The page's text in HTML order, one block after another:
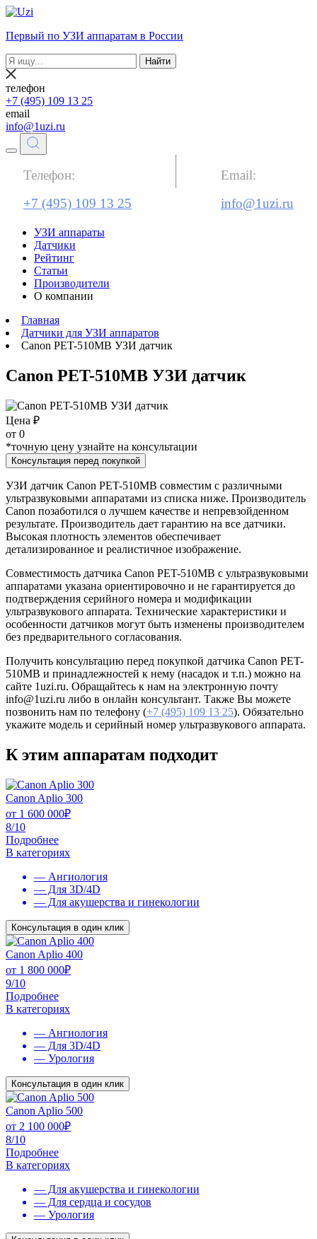
Первый по УЗИ аппаратам в России
Найти
телефон
+7 (495) 109 13 25
email
info@1uzi.ru
Телефон:
+7 (495) 109 13 25
Email:
info@1uzi.ru
УЗИ аппараты
Датчики
Рейтинг
Статьи
Производители
О компании
Главная
Датчики для УЗИ аппаратов
Canon PET-510MB УЗИ датчик
Canon PET-510MB УЗИ датчик
Цена ₽
от 0
*точную цену узнайте на консультации
Консультация перед покупкой
УЗИ датчик Canon PET-510MB совместим с различными
ультразвуковыми аппаратами из списка ниже. Производитель
Canon позаботился о лучшем качестве и непревзойденном
результате. Производитель дает гарантию на все датчики.
Высокая плотность элементов обеспечивает
детализированное и реалистичное изображение.
Совместимость датчика Canon PET-510MB с ультразвуковыми
аппаратами указана ориентировочно и не гарантируется до
подтверждения серийного номера и модификации
ультразвукового аппарата. Технические характеристики и
особенности датчиков могут быть изменены производителем
без предварительного согласования.
Получить консультацию перед покупкой датчика Canon PET-
510MB и принадлежностей к нему (насадок и т.п.) можно на
сайте 1uzi.ru. Обращайтесь к нам на электронную почту
info@1uzi.ru либо в онлайн консультант. Также Вы можете
позвонить нам по телефону (+7 (495) 109 13 25). Обязательно
укажите модель и серийный номер ультразвукового аппарата.
К этим аппаратам подходит
Canon Aplio 300
от 1 600 000₽
8/10
Подробнее
В категориях
— Ангиология
— Для 3D/4D
— Для акушерства и гинекологии
Консультация в один клик
Canon Aplio 400
от 1 800 000₽
9/10
Подробнее
В категориях
— Ангиология
— Для 3D/4D
— Урология
Консультация в один клик
Canon Aplio 500
от 2 100 000₽
8/10
Подробнее
В категориях
— Для акушерства и гинекологии
— Для сердца и сосудов
— Урология